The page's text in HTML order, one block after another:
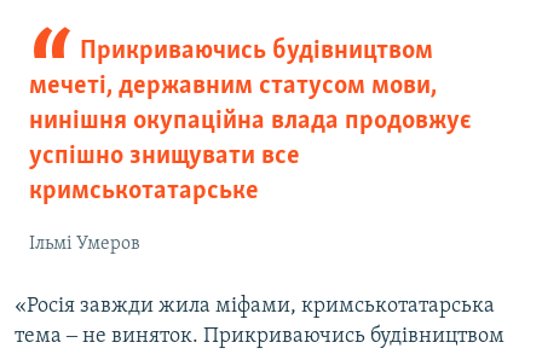
Прикриваючись будівництвом
мечеті, державним статусом мови,
нинішня окупаційна влада продовжує
успішно знищувати все
кримськотатарське
Ільмі Умеров
«Росія завжди жила міфами, кримськотатарська
тема ‒ не виняток. Прикриваючись будівництвом